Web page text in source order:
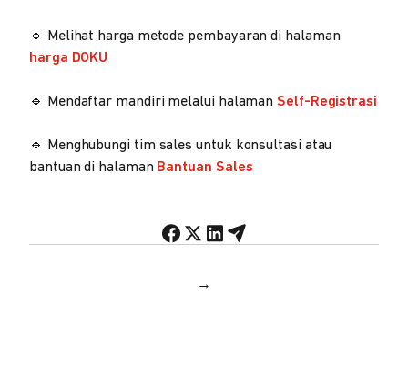
🔹 Melihat harga metode pembayaran di halaman
harga DOKU
🔹 Mendaftar mandiri melalui halaman Self-Registrasi
🔹 Menghubungi tim sales untuk konsultasi atau
bantuan di halaman Bantuan Sales
→